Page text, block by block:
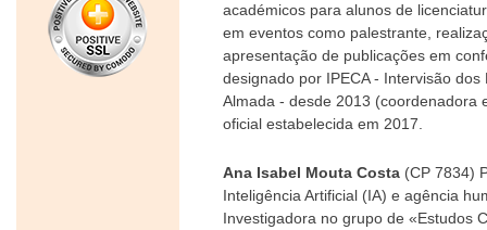
académicos para alunos de
em eventos como palestrante,
apresentação de publicações em
designado por IPECA - Intervisão
Almada - desde 2013 (coordenadora
oficial estabelecida em 2017.
Ana Isabel Mouta Costa (CP 7834)
Inteligência Artificial (IA) e agência
Investigadora no grupo de «Estudos